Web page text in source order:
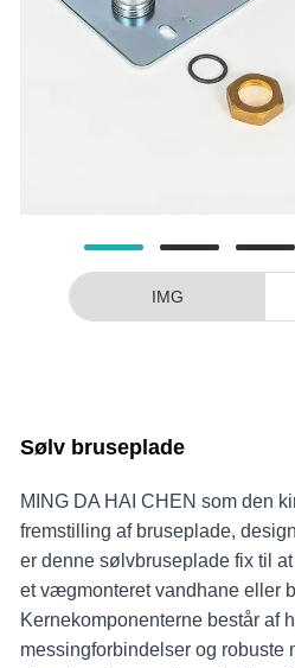
IMG
Sølv bruseplade
MING DA HAI CHEN som den
fremstilling af bruseplade,
er denne sølvbruseplade fix til
et vægmonteret vandhane eller
Kernekomponenterne består af
messingforbindelser og robuste